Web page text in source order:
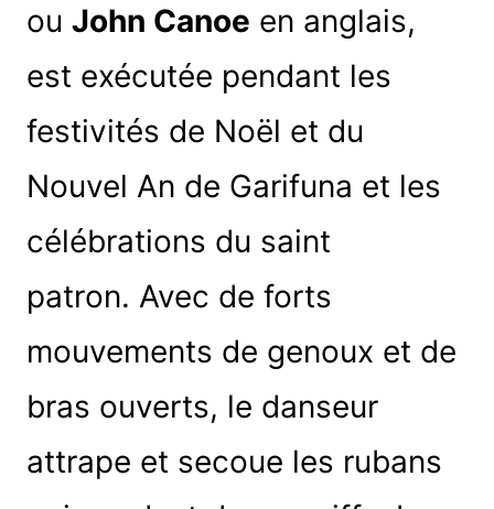
ou John Canoe en anglais,
est exécutée pendant les
festivités de Noël et du
Nouvel An de Garifuna et les
célébrations du saint
patron. Avec de forts
mouvements de genoux et de
bras ouverts, le danseur
attrape et secoue les rubans